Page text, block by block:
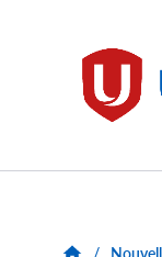
Unifor